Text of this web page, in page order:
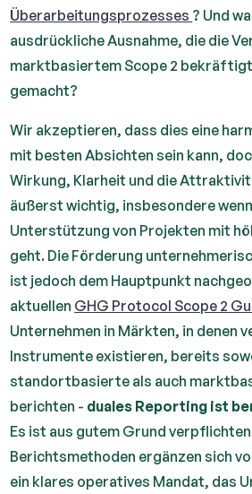
Überarbeitungsprozesses ? Und
ausdrückliche Ausnahme, die die
marktbasiertem Scope 2
gemacht?
Wir akzeptieren, dass dies eine
mit besten Absichten sein kann,
Wirkung, Klarheit und die
äußerst wichtig, insbesondere
Unterstützung von Projekten mit
geht. Die Förderung
ist jedoch dem Hauptpunkt
aktuellen GHG Protocol Scope 2
Unternehmen in Märkten, in denen
Instrumente existieren, bereits
standortbasierte als auch
berichten - duales Reporting ist
Es ist aus gutem Grund
Berichtsmethoden ergänzen sich
ein klares operatives Mandat, das